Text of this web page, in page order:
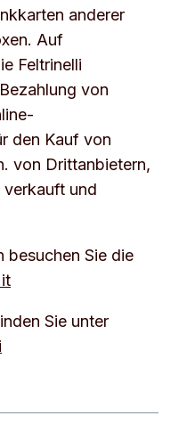
anderer
Auf
Feltrinelli
von
den Kauf von
von Drittanbietern,
verkauft und
besuchen Sie die
Sie unter